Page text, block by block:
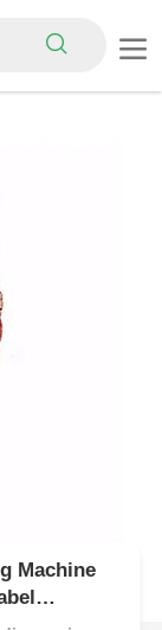
Machine